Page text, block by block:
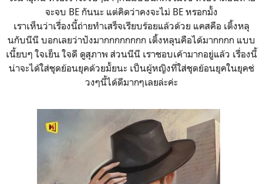
จะจบ BE กันนะ แต่คิดว่าคงจะไม่ BE หรอกมั้ง
เราเห็นว่าเรื่องนี้ถ่ายทำเสร็จเรียบร้อยแล้วด้วย แคสคือ เติ้งหลุ
นกับนีนี บอกเลยว่าปังมากกกกกกกก เติ้งหลุนคือได้มากกกก แบบ
เนี้ยบๆ ใจเย็น ใจดี ดูสุภาพ ส่วนนีนี เราชอบเค้ามากอยู่แล้ว เรื่องนี้
น่าจะได้ใส่ชุดย้อนยุคด้วยมั้ยนะ เป็นผู้หญิงที่ใส่ชุดย้อนยุคในยุคช่
วงๆนี้ได้ดีมากๆเลยล่ะค่ะ